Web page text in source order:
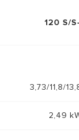
120 S/
3,73/11,8/
2,49